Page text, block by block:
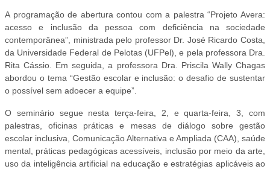
A programação de abertura contou com a palestra “Projeto Avera:
acesso e inclusão da pessoa com deficiência na sociedade
contemporânea”, ministrada pelo professor Dr. José Ricardo Costa,
da Universidade Federal de Pelotas (UFPel), e pela professora Dra.
Rita Cássio. Em seguida, a professora Dra. Priscila Wally Chagas
abordou o tema “Gestão escolar e inclusão: o desafio de sustentar
o possível sem adoecer a equipe”.
O seminário segue nesta terça-feira, 2, e quarta-feira, 3, com
palestras, oficinas práticas e mesas de diálogo sobre gestão
escolar inclusiva, Comunicação Alternativa e Ampliada (CAA), saúde
mental, práticas pedagógicas acessíveis, inclusão por meio da arte,
uso da inteligência artificial na educação e estratégias aplicáveis ao